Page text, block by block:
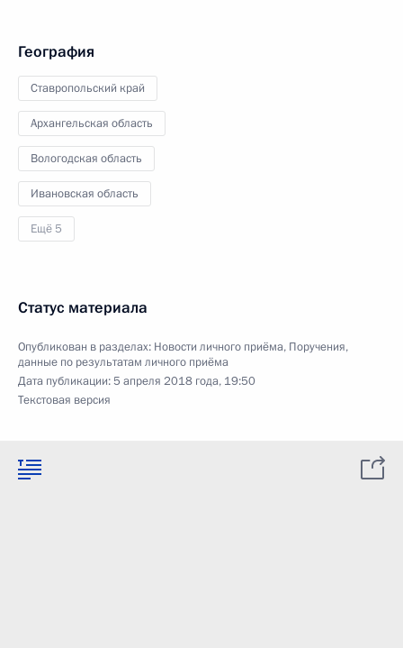
География
Ставропольский край
Архангельская область
Вологодская область
Ивановская область
Ещё 5
Статус материала
Опубликован в разделах: Новости личного приёма, Поручения,
данные по результатам личного приёма
Дата публикации:5 апреля 2018 года, 19:50
Текстовая версия